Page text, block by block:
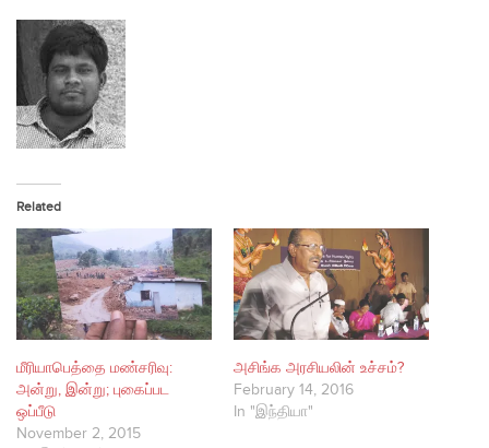
Related
மீரியாபெத்தை மண்சரிவு:
அன்று, இன்று; புகைப்பட
ஒப்பீடு
November 2, 2015
அசிங்க அரசியலின் உச்சம்?
February 14, 2016
In "இந்தியா"